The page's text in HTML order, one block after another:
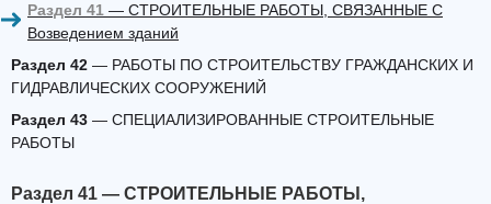
Раздел 41 — СТРОИТЕЛЬНЫЕ РАБОТЫ, СВЯЗАННЫЕ С
Возведением зданий
Раздел 42 — РАБОТЫ ПО СТРОИТЕЛЬСТВУ ГРАЖДАНСКИХ И
ГИДРАВЛИЧЕСКИХ СООРУЖЕНИЙ
Раздел 43 — СПЕЦИАЛИЗИРОВАННЫЕ СТРОИТЕЛЬНЫЕ
РАБОТЫ
Раздел 41 — СТРОИТЕЛЬНЫЕ РАБОТЫ,